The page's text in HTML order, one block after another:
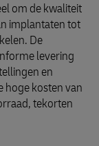
om de kwaliteit
implantaten tot
De
levering
en
hoge kosten van
tekorten